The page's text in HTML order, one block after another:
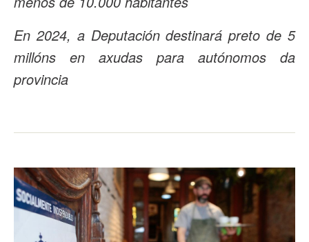
En 2024, a Deputación destinará preto de 5
millóns en axudas para autónomos da
provincia